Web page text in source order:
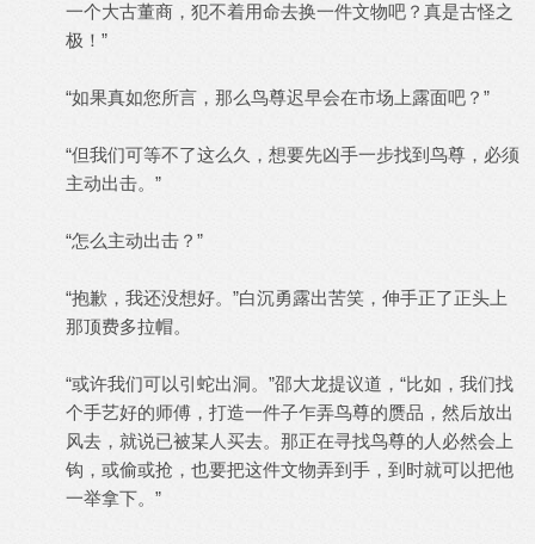
一个大古董商，犯不着用命去换一件文物吧？真是古怪之
极！”
“如果真如您所言，那么鸟尊迟早会在市场上露面吧？”
“但我们可等不了这么久，想要先凶手一步找到鸟尊，必须
主动出击。”
“怎么主动出击？”
“抱歉，我还没想好。”白沉勇露出苦笑，伸手正了正头上
那顶费多拉帽。
“或许我们可以引蛇出洞。”邵大龙提议道，“比如，我们找
个手艺好的师傅，打造一件子乍弄鸟尊的赝品，然后放出
风去，就说已被某人买去。那正在寻找鸟尊的人必然会上
钩，或偷或抢，也要把这件文物弄到手，到时就可以把他
一举拿下。”